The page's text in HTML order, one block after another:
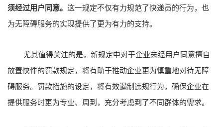
须经过用户同意。 这一规定不仅有力规范了快递员的行为，也
为无障碍服务的实现提供了更为有力的支持。
尤其值得关注的是，新规定中对于企业未经用户同意擅自
放置快件的罚款规定，将有助于推动企业更为慎重地对待无障
碍服务。罚款措施的设定，将有效遏制违规行为，确保企业在
提供服务时更为专业、周到，充分考虑到了不同群体的需求。